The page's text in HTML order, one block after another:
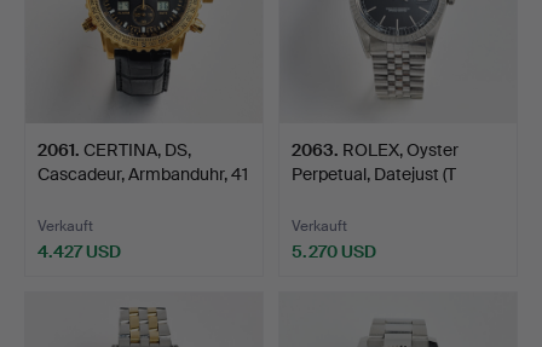
2061. CERTINA, DS,
Cascadeur, Armbanduhr, 41
Verkauft
4.427 USD
2063. ROLEX, Oyster
Perpetual, Datejust (T
Verkauft
5.270 USD